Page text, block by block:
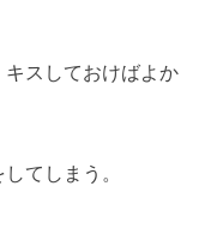
スしておけばよか
てしまう。